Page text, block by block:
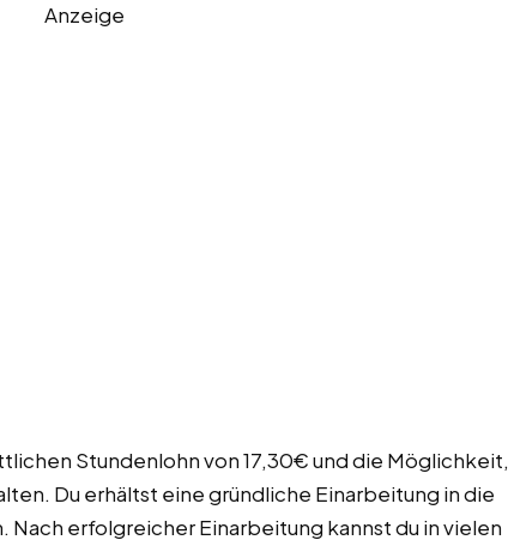
Anzeige
Stundenlohn von 17,30€ und die Möglichkeit,
Du erhältst eine gründliche Einarbeitung in die
erfolgreicher Einarbeitung kannst du in vielen